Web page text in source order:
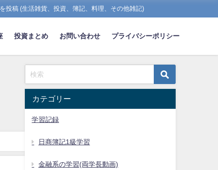
投稿 (生活雑貨、投資、簿記、料理、その他雑記)
投資まとめ お問い合わせ プライバシーポリシー
カテゴリー
学習記録
日商簿記1級学習
金融系の学習(両学長動画)